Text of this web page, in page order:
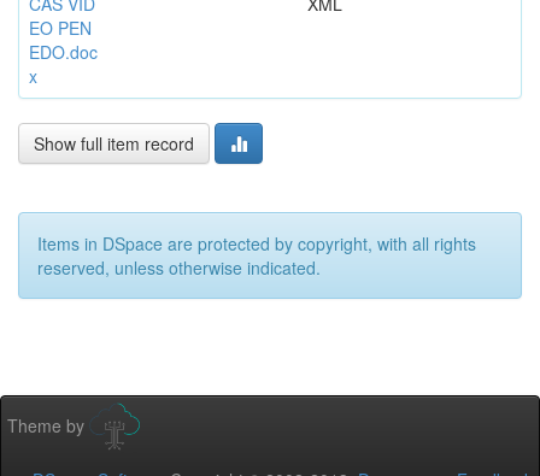
EO PEN
EDO.doc
x
Show full item record
Items in DSpace are protected by copyright, with all rights
reserved, unless otherwise indicated.
Theme by